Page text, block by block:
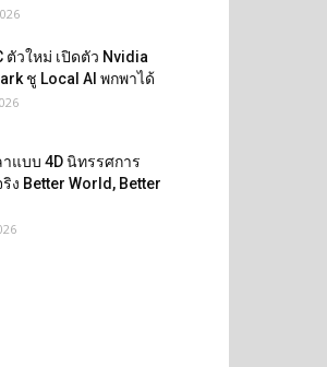
ตัวใหม่ เปิดตัว Nvidia
ชู Local AI พกพาได้
แบบ 4D นิทรรศการ
ง Better World, Better